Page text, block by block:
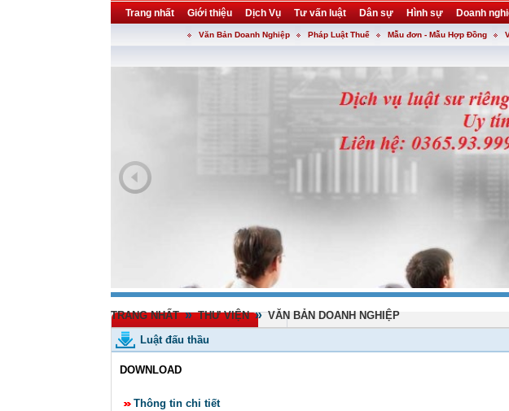
Trang nhất Giới thiệu Dịch Vụ Tư vấn luật Dân sự Hình sự Doanh
Liên hệ forum utility
Văn Bản Doanh Nghiệp Pháp Luật Thuế Mẫu đơn - Mẫu Hợp Đồng
TRANG NHẤT » THƯ VIỆN » VĂN BẢN DOANH NGHIỆP
Luật đấu thầu
DOWNLOAD
Thông tin chi tiết